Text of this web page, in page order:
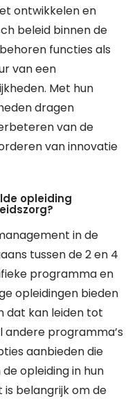
ontwikkelen en
beleid binnen de
functies als
van een
Met hun
dragen
van de
van innovatie
opleiding
in de
tussen de 2 en 4
programma en
opleidingen bieden
dat kan leiden tot
programma’s
aanbieden die
opleiding in hun
belangrijk om de